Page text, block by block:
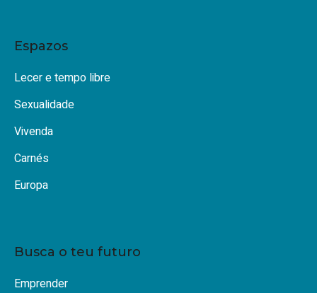
Espazos
Lecer e tempo libre
Sexualidade
Vivenda
Carnés
Europa
Busca o teu futuro
Emprender